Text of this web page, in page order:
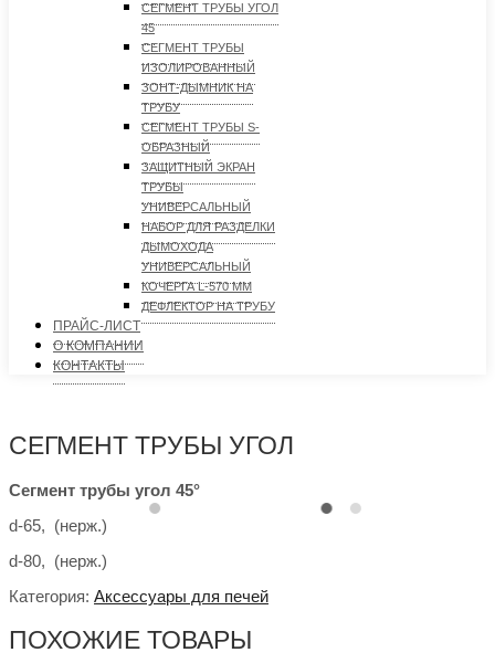
СЕГМЕНТ ТРУБЫ УГОЛ
45
СЕГМЕНТ ТРУБЫ
ИЗОЛИРОВАННЫЙ
ЗОНТ-ДЫМНИК НА
ТРУБУ
СЕГМЕНТ ТРУБЫ S-
ОБРАЗНЫЙ
ЗАЩИТНЫЙ ЭКРАН
ТРУБЫ
УНИВЕРСАЛЬНЫЙ
НАБОР ДЛЯ РАЗДЕЛКИ
ДЫМОХОДА
УНИВЕРСАЛЬНЫЙ
КОЧЕРГА L-570 ММ
ДЕФЛЕКТОР НА ТРУБУ
ПРАЙС-ЛИСТ
О КОМПАНИИ
КОНТАКТЫ
СЕГМЕНТ ТРУБЫ УГОЛ
Сегмент трубы угол 45°
d-65, (нерж.)
d-80, (нерж.)
Категория: Аксессуары для печей
ПОХОЖИЕ ТОВАРЫ